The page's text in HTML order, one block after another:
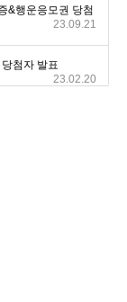
&행운응모권 당첨
23.09.21
첨자 발표
23.02.20